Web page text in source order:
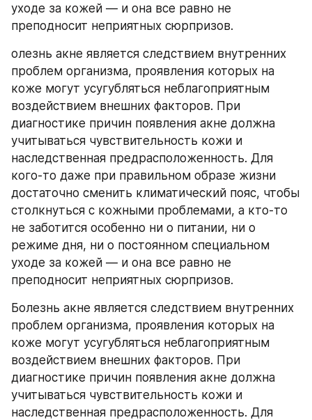
уходе за кожей — и она все равно не
преподносит неприятных сюрпризов.
олезнь акне является следствием внутренних
проблем организма, проявления которых на
коже могут усугубляться неблагоприятным
воздействием внешних факторов. При
диагностике причин появления акне должна
учитываться чувствительность кожи и
наследственная предрасположенность. Для
кого-то даже при правильном образе жизни
достаточно сменить климатический пояс, чтобы
столкнуться с кожными проблемами, а кто-то
не заботится особенно ни о питании, ни о
режиме дня, ни о постоянном специальном
уходе за кожей — и она все равно не
преподносит неприятных сюрпризов.
Болезнь акне является следствием внутренних
проблем организма, проявления которых на
коже могут усугубляться неблагоприятным
воздействием внешних факторов. При
диагностике причин появления акне должна
учитываться чувствительность кожи и
наследственная предрасположенность. Для